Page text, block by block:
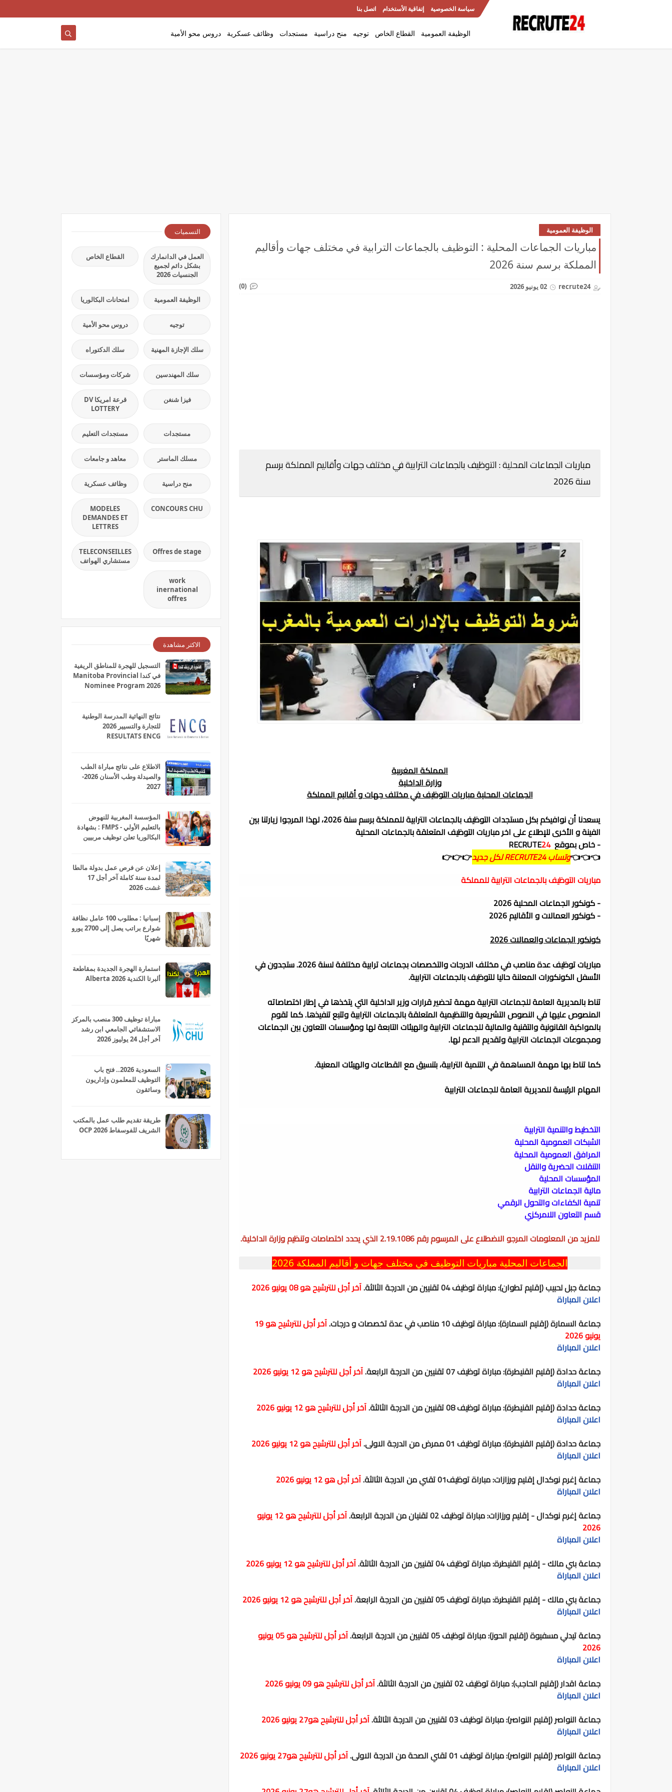
سياسة الخصوصية إتفاقية الأستخدام اتصل بنا
الوظيفة العمومية القطاع الخاص توجيه منح دراسية مستجدات وظائف عسكرية دروس محو الأمية
الوظيفة العمومية
مباريات الجماعات المحلية : التوظيف بالجماعات الترابية في مختلف جهات وأقاليم
المملكة برسم سنة 2026
recrute24 02 يونيو 2026 (0)
مباريات الجماعات المحلية : التوظيف بالجماعات الترابية في مختلف جهات وأقاليم المملكة برسم
سنة 2026
المملكة المغربية
وزارة الداخلية
الجماعات المحلية مباريات التوظيف في مختلف جهات و أقاليم المملكة
يسعدنا أن نوافيكم بكل مستجدات التوظيف بالجماعات الترابية للمملكة برسم سنة 2026، لهذا المرجوا زيارتنا بين
الفينة و الأخرى للإطلاع على اخر مباريات التوظيف المتعلقة بالجماعات المحلية
- خاص بموقع
RECRUTE24
👈👈👈وتساب RECRUTE24 لكل جديد
👉👉👉
مباريات التوظيف بالجماعات الترابية للمملكة
- كونكور الجماعات المحلية 2026
- كونكور العمالات و الأقاليم 2026
كونكور الجماعات والعمالات 2026
مباريات توظيف عدة مناصب في مختلف الدرجات والتخصصات بجماعات ترابية مختلفة لسنة 2026. ستجدون في
الأسفل الكونكورات المعلنة حاليا للتوظيف بالجماعات الترابية.
تناط بالمديرية العامة للجماعات الترابية مهمة تحضير قرارات وزير الداخلية التي يتخذها في إطار اختصاصاته
المنصوص عليها في النصوص التشريعية والتنظيمية المتعلقة بالجماعات الترابية وتتبع تنفيذها. كما تقوم
بالمواكبة القانونية والتقنية والمالية للجماعات الترابية والهيئات التابعة لها ومؤسسات التعاون بين الجماعات
ومجموعات الجماعات الترابية وتقديم الدعم لها.
كما تناط بها مهمة المساهمة في التنمية الترابية، بتنسيق مع القطاعات والهيئات المعنية.
المهام الرئيسة للمديرية العامة للجماعات الترابية
التخطيط والتنمية الترابية
الشبكات العمومية المحلية
المرافق العمومية المحلية
التنقلات الحضرية والنقل
المؤسسات المحلية
مالية الجماعات الترابية
تنمية الكفاءات والتحول الرقمي
قسم التعاون اللامركزي
للمزيد من المعلومات المرجو الاضطلاع على المرسوم رقم 2.19.1086 الذي يحدد اختصاصات وتنظيم وزارة الداخلية.
الجماعات المحلية مباريات التوظيف في مختلف جهات و أقاليم المملكة 2026
جماعة جبل لحبيب (إقليم تطوان):مباراة توظيف 04 تقنيين من الدرجة الثالثة.
آخر أجل للترشيح هو 08 يونيو 2026
اعلان المباراة
جماعة السمارة (إقليم السمارة):مباراة توظيف 10 مناصب في عدة تخصصات و درجات.
آخر أجل للترشيح هو 19
يونيو 2026
اعلان المباراة
جماعة حدادة (إقليم القنيطرة):مباراة توظيف 07 تقنيين من الدرجة الرابعة.
آخر أجل للترشيح هو 12 يونيو 2026
اعلان المباراة
جماعة حدادة (إقليم القنيطرة):مباراة توظيف 08 تقنيين من الدرجة الثالثة.
آخر أجل للترشيح هو 12 يونيو 2026
اعلان المباراة
جماعة حدادة (إقليم القنيطرة):مباراة توظيف 01 ممرض من الدرجة الاولى.
آخر أجل للترشيح هو 12 يونيو 2026
اعلان المباراة
جماعة إغرم نوكدال إقليم ورزازات:مباراة توظيف01 تقني من الدرجة الثالثة.
آخر أجل هو 12 يونيو 2026
اعلان المباراة
جماعة إغرم نوكدال - إقليم ورزازات:مباراة توظيف 02 تقنيان من الدرجة الرابعة.
آخر أجل للترشيح هو 12 يونيو
2026
اعلان المباراة
جماعة بني مالك - إقليم القنيطرة:مباراة توظيف 04 تقنيين من الدرجة الثالثة.
آخر أجل للترشيح هو 12 يونيو 2026
اعلان المباراة
جماعة بني مالك - إقليم القنيطرة:مباراة توظيف 05 تقنيين من الدرجة الرابعة.
آخر أجل للترشيح هو 12 يونيو 2026
اعلان المباراة
جماعة تيدلي مسفيوة (إقليم الحوز):مباراة توظيف 05 تقنيين من الدرجة الرابعة.
آخر أجل للترشيح هو 05 يونيو
2026
اعلان المباراة
جماعة اقدار (إقليم الحاجب):مباراة توظيف 02 تقنيين من الدرجة الثالثة.
آخر أجل للترشيح هو 09 يونيو 2026
اعلان المباراة
جماعة النواصر (إقليم النواصر):مباراة توظيف 03 تقنيين من الدرجة الثالثة.
آخر أجل للترشيح هو27 يونيو 2026
اعلان المباراة
جماعة النواصر (إقليم النواصر):مباراة توظيف 01 تقني الصحة من الدرجة الاولى.
آخر أجل للترشيح هو27 يونيو 2026
اعلان المباراة
التسميات
العمل في الدانمارك
بشكل دائم لجميع
الجنسيات 2026
القطاع الخاص
الوظيفة العمومية امتحانات البكالوريا
توجيه دروس محو الأمية
سلك الإجازة المهنية سلك الدكتوراه
سلك المهندسين شركات ومؤسسات
فيزا شنغن
قرعة امريكا DV
LOTTERY
مستجدات مستجدات التعليم
مسلك الماستر معاهد و جامعات
منح دراسية وظائف عسكرية
CONCOURS CHU
MODELES
DEMANDES ET
LETTRES
Offres de stage
TELECONSEILLES
مستشاري الهواتف
work
inernational
offres
الاكثر مشاهدة
التسجيل للهجرة للمناطق الريفية
في كندا Manitoba Provincial
Nominee Program 2026
نتائج النهائية المدرسة الوطنية
للتجارة والتسيير 2026
RESULTATS ENCG
الاطلاع على نتائج مباراة الطب
والصيدلة وطب الأسنان 2026-
2027
المؤسسة المغربية للنهوض
بالتعليم الأولي - FMPS : بشهادة
البكالوريا تعلن توظيف مربيين
إعلان عن فرص عمل بدولة مالطا
لمدة سنة كاملة آخر أجل 17
غشت 2026
إسبانيا : مطلوب 100 عامل نظافة
شوارع براتب يصل إلى 2700 يورو
شهريًا
استمارة الهجرة الجديدة بمقاطعة
ألبرتا الكندية Alberta 2026
مباراة توظيف 300 منصب بالمركز
الاستشفائي الجامعي ابن رشد
آخر أجل 24 يوليوز 2026
السعودية 2026.. فتح باب
التوظيف للمعلمون وإداريون
وسائقون
طريقة تقديم طلب عمل بالمكتب
الشريف للفوسفاط OCP 2026